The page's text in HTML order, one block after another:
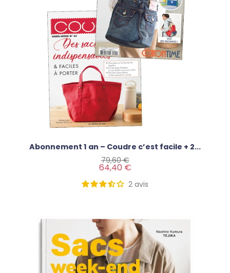
Abonnement 1 an – Coudre c’est facile + 2...
79,60 €
64,40 €
2 avis